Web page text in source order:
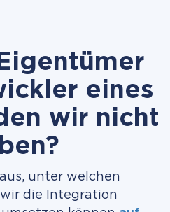
eines
wir nicht
unter welchen
die Integration